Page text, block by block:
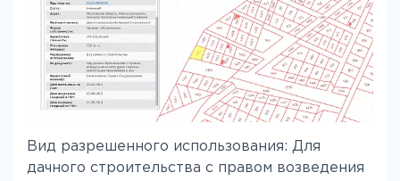
Вид разрешенного использования: Для
дачного строительства с правом возведения